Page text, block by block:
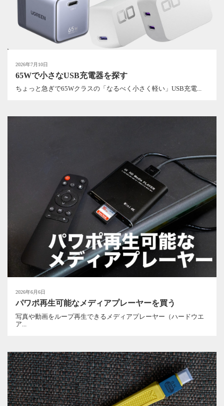
2026年7月10日
65Wで小さなUSB充電器を探す
ちょっと急ぎで65Wクラスの「なるべく小さく軽い」USB充電...
2026年6月6日
パワポ再生可能なメディアプレーヤーを買う
写真や動画をループ再生できるメディアプレーヤー（ハードウエ
ア...